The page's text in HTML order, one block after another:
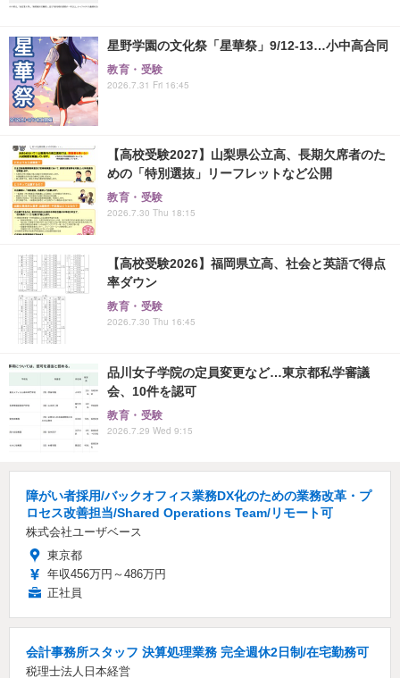
星野学園の文化祭「星華祭」9/12-13…小中高合同
教育・受験
2026.7.31 Fri 16:45
【高校受験2027】山梨県公立高、長期欠席者のた
めの「特別選抜」リーフレットなど公開
教育・受験
2026.7.30 Thu 18:15
【高校受験2026】福岡県立高、社会と英語で得点
率ダウン
教育・受験
2026.7.30 Thu 16:45
品川女子学院の定員変更など…東京都私学審議
会、10件を認可
教育・受験
2026.7.29 Wed 9:15
障がい者採用/バックオフィス業務DX化のための業務改革・プ
ロセス改善担当/Shared Operations Team/リモート可
株式会社ユーザベース
東京都
年収456万円～486万円
正社員
会計事務所スタッフ 決算処理業務 完全週休2日制/在宅勤務可
税理士法人日本経営